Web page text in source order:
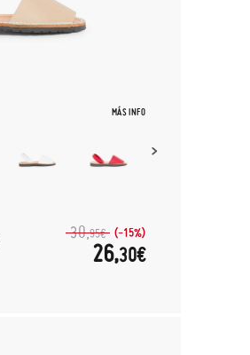
MÁS INFO
30,95€ (-15%)
26,30€